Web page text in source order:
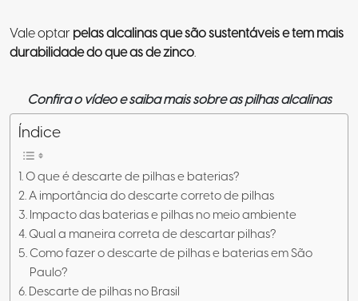
Vale optarpelas alcalinas que são sustentáveis e tem mais
durabilidade do que as de zinco.
Confira o vídeo e saiba mais sobre as pilhas alcalinas
Índice
O que é descarte de pilhas e baterias?
A importância do descarte correto de pilhas
Impacto das baterias e pilhas no meio ambiente
Qual a maneira correta de descartar pilhas?
Como fazer o descarte de pilhas e baterias em São
Paulo?
Descarte de pilhas no Brasil